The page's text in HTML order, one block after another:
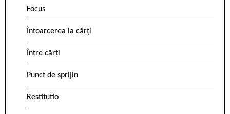
Focus
Întoarcerea la cărți
Între cărți
Punct de sprijin
Restitutio